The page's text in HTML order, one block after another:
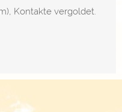
Kontakte vergoldet.